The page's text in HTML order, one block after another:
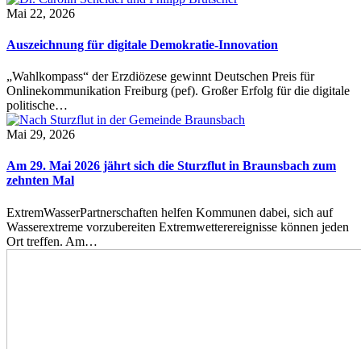
Mai 22, 2026
Auszeichnung für digitale Demokratie-Innovation
„Wahlkompass“ der Erzdiözese gewinnt Deutschen Preis für
Onlinekommunikation Freiburg (pef). Großer Erfolg für die digitale
politische…
Mai 29, 2026
Am 29. Mai 2026 jährt sich die Sturzflut in Braunsbach zum
zehnten Mal
ExtremWasserPartnerschaften helfen Kommunen dabei, sich auf
Wasserextreme vorzubereiten Extremwetterereignisse können jeden
Ort treffen. Am…